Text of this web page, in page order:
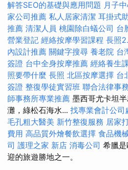
解答SEO的基礎與應用問題 月子
家公司推薦 私人居家清潔 耳掛式
推薦 清潔人員 桃園除白蟻公司 台
營業登記 經絡按摩學習課程 長照
內設計推薦 關鍵字搜尋 養老院 台
簽證 台中全身按摩推薦 經絡養生
照要帶什麼 長照 北區按摩選擇 台
簽證 整復學徒實習班 聯合法律事
師事務所專業推薦 墨西哥尤卡坦
灘，綠松石海水... 找專業會計公司
毛孔粗大醫美 新竹整復服務 居家
費用 高品質外燴餐飲選擇 食品機
司 護理之家 新店 消毒公司 希臘
迎的旅遊勝地之一。